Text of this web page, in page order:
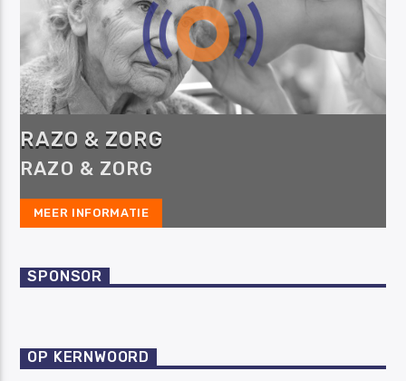
RAZO & ZORG
RAZO & ZORG
MEER INFORMATIE
SPONSOR
OP KERNWOORD